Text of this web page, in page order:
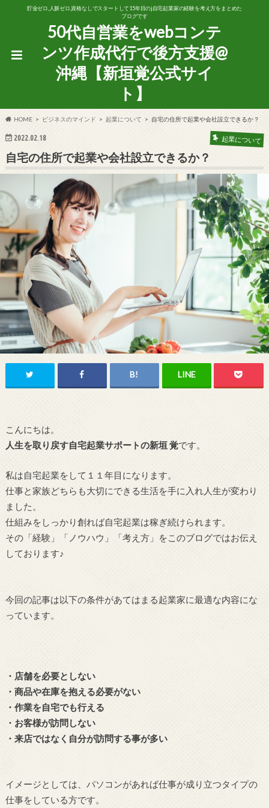
貯金ゼロ,人脈ゼロ,資格なしでスタートして15年目のj自宅起業家の経験を考え方をまとめた
ブログです
50代自営業をwebコンテ
ンツ作成代行で後方支援@
沖縄【新垣覚公式サイ
ト】
HOME ビジネスのマインド 起業について 自宅の住所で起業や会社設立できるか？
2022.02.18 起業について
自宅の住所で起業や会社設立できるか？
こんにちは。
人生を取り戻す自宅起業サポートの新垣 覚です。
私は自宅起業をして１１年目になります。
仕事と家族どちらも大切にできる生活を手に入れ人生が変わり
ました。
仕組みをしっかり創れば自宅起業は稼ぎ続けられます。
その「経験」「ノウハウ」「考え方」をこのブログではお伝え
しております♪
今回の記事は以下の条件があてはまる起業家に最適な内容にな
っています。
・店舗を必要としない
・商品や在庫を抱える必要がない
・作業を自宅でも行える
・お客様が訪問しない
・来店ではなく自分が訪問する事が多い
イメージとしては、パソコンがあれば仕事が成り立つタイプの
仕事をしている方です。